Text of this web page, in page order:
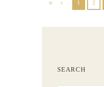
1 2
SEARCH